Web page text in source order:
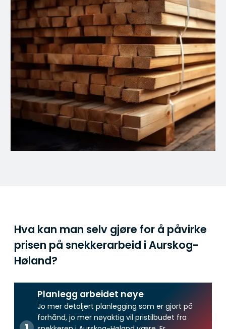
Hva kan man selv gjøre for å påvirke
prisen på snekkerarbeid i Aurskog-
Høland?
Planlegg arbeidet nøye
Jo mer detaljert planlegging som er gjort på
forhånd, jo mer nøyaktig vil pristilbudet fra